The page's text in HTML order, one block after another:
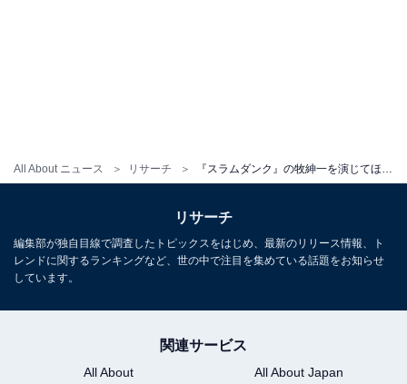
All About ニュース リサーチ 『スラムダンク』の牧紳一を演じてほしい俳優ランキング！ 3位「坂口憲二」、2位「鈴木伸之」、1位は？
リサーチ
編集部が独自目線で調査したトピックスをはじめ、最新のリリース情報、ト
レンドに関するランキングなど、世の中で注目を集めている話題をお知らせ
しています。
関連サービス
All About
All About Japan